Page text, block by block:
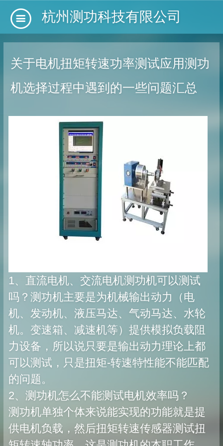
杭州测功科技有限公司
关于电机扭矩转速功率测试应用测功
机选择过程中遇到的一些问题汇总
1、直流电机、交流电机测功机可以测试
吗？测功机主要是为机械输出动力（电
机、发动机、液压马达、气动马达、水轮
机。变速箱、减速机等）提供模拟负载阻
力设备，所以说只要是输出动力理论上都
可以测试，只是扭矩-转速特性能不能匹配
的问题。
2、测功机怎么不能测试电机效率吗？
测功机单独个体来说能实现的功能就是提
供电机负载，然后扭矩转速传感器测试扭